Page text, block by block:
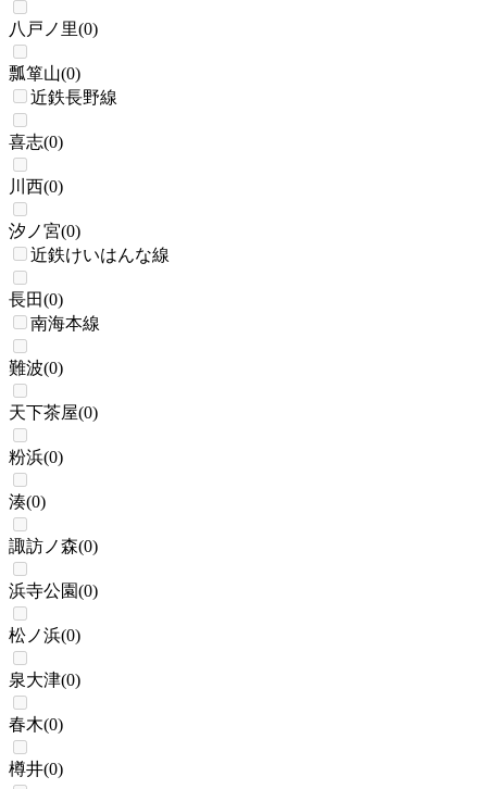
八戸ノ里(0)
瓢箪山(0)
近鉄長野線
喜志(0)
川西(0)
汐ノ宮(0)
近鉄けいはんな線
長田(0)
南海本線
難波(0)
天下茶屋(0)
粉浜(0)
湊(0)
諏訪ノ森(0)
浜寺公園(0)
松ノ浜(0)
泉大津(0)
春木(0)
樽井(0)